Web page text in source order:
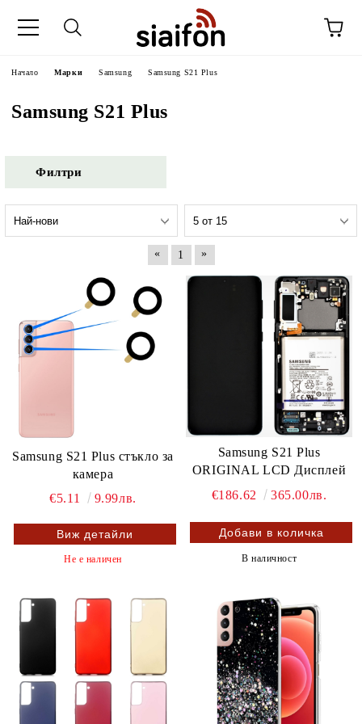
Начало Марки Samsung Samsung S21 Plus
Samsung S21 Plus
Филтри
« 1 »
Samsung S21 Plus стъкло за
камера
€5.11
9.99лв.
Виж детайли
Не е наличен
Samsung S21 Plus
ORIGINAL LCD Дисплей
€186.62
365.00лв.
В наличност